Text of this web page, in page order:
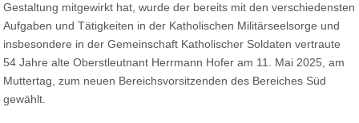
Gestaltung mitgewirkt hat, wurde der bereits mit den verschiedensten
Aufgaben und Tätigkeiten in der Katholischen Militärseelsorge und
insbesondere in der Gemeinschaft Katholischer Soldaten vertraute
54 Jahre alte Oberstleutnant Herrmann Hofer am 11. Mai 2025, am
Muttertag, zum neuen Bereichsvorsitzenden des Bereiches Süd
gewählt.